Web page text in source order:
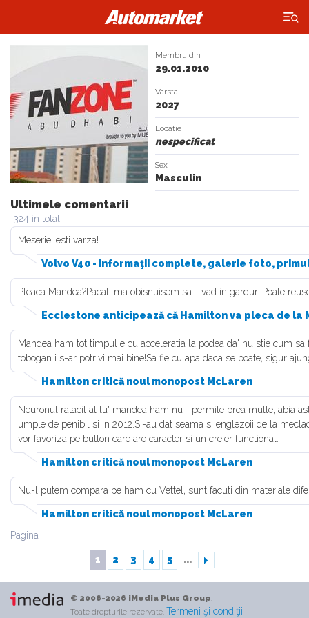
×
Membru din
29.01.2010
Varsta
2027
Locatie
nespecificat
Sex
Masculin
Ultimele comentarii
324 in total
Meserie, esti varza!
Volvo V40 - informaţii complete, galerie foto,
Pleaca Mandea?Pacat, ma obisnuisem sa-l vad in garduri.Poate
Ecclestone anticipează că Hamilton va pleca de la
Mandea ham tot timpul e cu acceleratia la podea da' nu stie cum sa
tobogan i s-ar potrivi mai bine!Sa fie cu apa daca se poate, sigur
Hamilton critică noul monopost McLaren
Neuronul ratacit al lu' mandea ham nu-i permite prea multe, abia
umple de penibil si in 2012.Si-au dat seama si englezoii de la
vor favoriza pe button care are caracter si un creier functional.
Hamilton critică noul monopost McLaren
Nu-l putem compara pe ham cu Vettel, sunt facuti din materiale
Hamilton critică noul monopost McLaren
Pagina
1 2 3 4 5 ...
© 2006-2026 iMedia Plus Group.
Toate drepturile rezervate. Termeni şi condiţii